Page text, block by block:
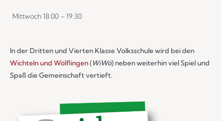
Mittwoch 18:00 – 19:30
In der Dritten und Vierten Klasse Volksschule wird bei den
Wichteln und Wölflingen(WiWö) neben weiterhin viel Spiel und
Spaß die Gemeinschaft vertieft.